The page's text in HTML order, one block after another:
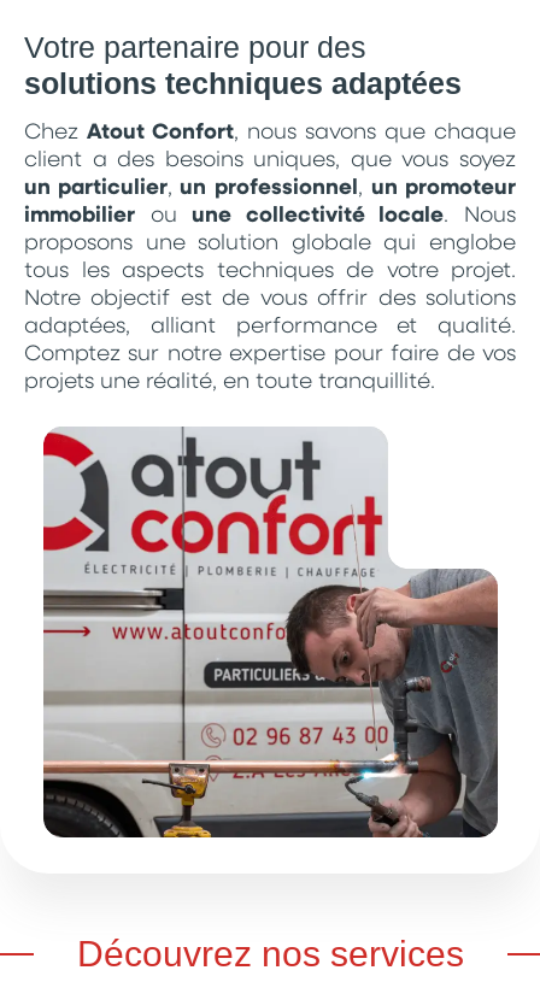
Votre partenaire pour des
solutions techniques adaptées
Chez Atout Confort, nous savons que chaque
client a des besoins uniques, que vous soyez
un particulier, un professionnel, un promoteur
immobilier ou une collectivité locale. Nous
proposons une solution globale qui englobe
tous les aspects techniques de votre projet.
Notre objectif est de vous offrir des solutions
adaptées, alliant performance et qualité.
Comptez sur notre expertise pour faire de vos
projets une réalité, en toute tranquillité.
Découvrez nos services